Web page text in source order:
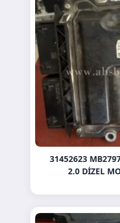
31452623
2.0 DIZEL